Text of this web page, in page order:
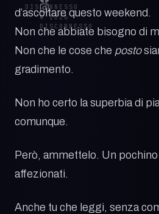
DISCONNESSO
© 2026
DISCONNESSO
d’ascoltare questo weekend.
Non che abbiate bisogno di
Non che le cose che posto
gradimento.
Non ho certo la superbia di
comunque.
Però, ammettelo. Un
affezionati.
Anche tu che leggi, senza